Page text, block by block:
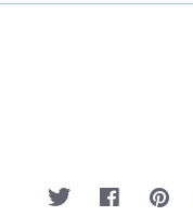
Twitter Facebook